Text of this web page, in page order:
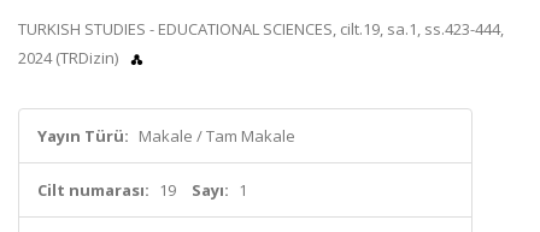
TURKISH STUDIES - EDUCATIONAL SCIENCES, cilt.19, sa.1, ss.423-444,
2024 (TRDizin)
Yayın Türü: Makale / Tam Makale
Cilt numarası: 19 Sayı: 1